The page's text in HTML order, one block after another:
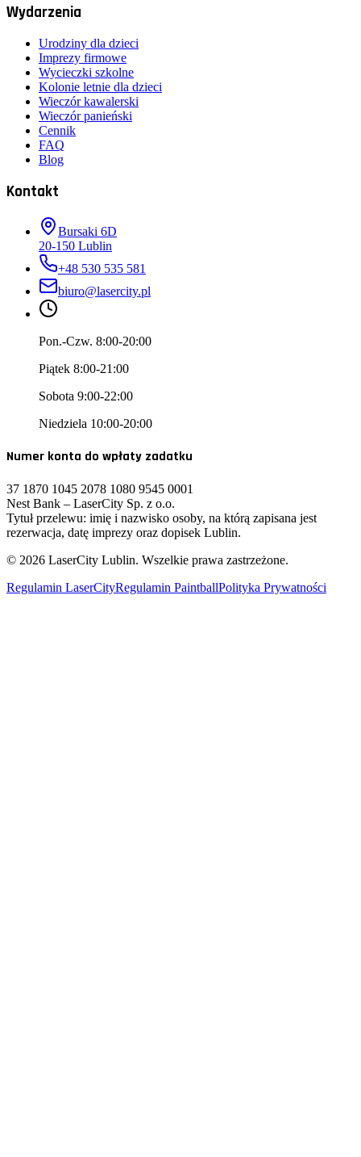
Wydarzenia
Urodziny dla dzieci
Imprezy firmowe
Wycieczki szkolne
Kolonie letnie dla dzieci
Wieczór kawalerski
Wieczór panieński
Cennik
FAQ
Blog
Kontakt
Bursaki 6D
20-150 Lublin
+48 530 535 581
biuro@lasercity.pl
Pon.-Czw. 8:00-20:00
Piątek 8:00-21:00
Sobota 9:00-22:00
Niedziela 10:00-20:00
Numer konta do wpłaty zadatku
37 1870 1045 2078 1080 9545 0001
Nest Bank – LaserCity Sp. z o.o.
Tytuł przelewu: imię i nazwisko osoby, na którą zapisana jest
rezerwacja, datę imprezy oraz dopisek Lublin.
© 2026 LaserCity Lublin. Wszelkie prawa zastrzeżone.
Regulamin LaserCityRegulamin PaintballPolityka Prywatności